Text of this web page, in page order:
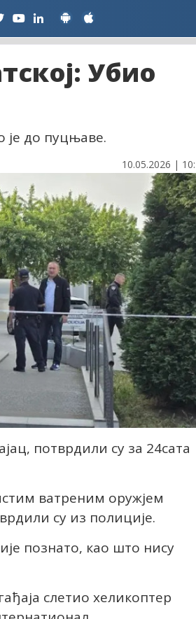
Убио
је до пуцњаве.
10.05.2026 |
потврдили су за 24сата
ватреним оружјем
су из полиције.
познато, као што нису
слетио хеликоптер